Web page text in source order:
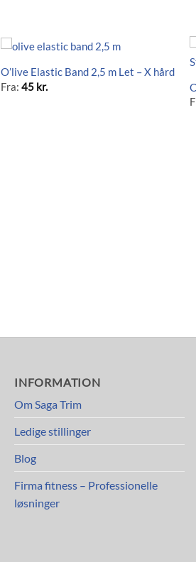
O’live Elastic Band 2,5 m Let – X hård
Fra:45 kr.
INFORMATION
Om Saga Trim
Ledige stillinger
Blog
Firma fitness – Professionelle
løsninger